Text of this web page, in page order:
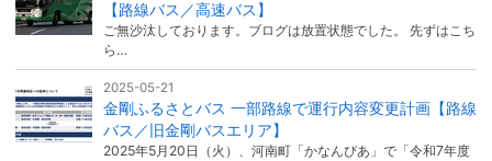
【路線バス／高速バス】
ご無沙汰しております。ブログは放置状態でした。 先ずはこち
ら…
2025-05-21
金剛ふるさとバス 一部路線で運行内容変更計画【路線
バス／旧金剛バスエリア】
2025年5月20日（火）、河南町「かなんぴあ」で「令和7年度